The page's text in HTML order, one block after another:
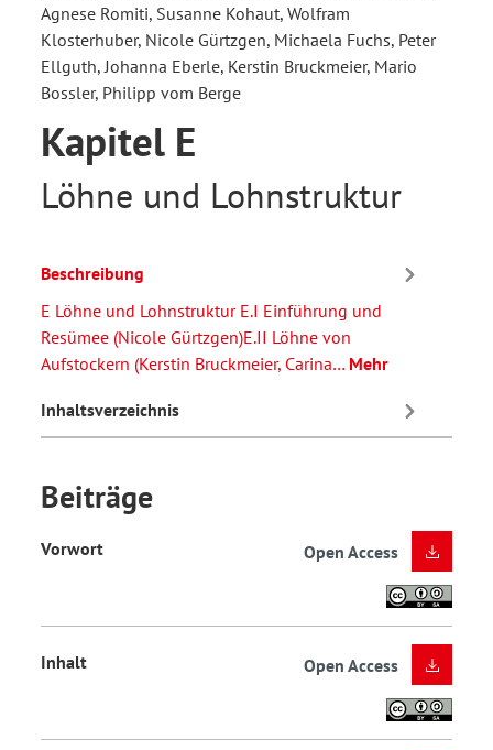
Agnese Romiti, Susanne Kohaut, Wolfram
Klosterhuber, Nicole Gürtzgen, Michaela Fuchs, Peter
Ellguth, Johanna Eberle, Kerstin Bruckmeier, Mario
Bossler, Philipp vom Berge
Kapitel E
Löhne und Lohnstruktur
Beschreibung
E Löhne und Lohnstruktur E.I Einführung und
Resümee (Nicole Gürtzgen)E.II Löhne von
Aufstockern (Kerstin Bruckmeier, Carina… Mehr
Inhaltsverzeichnis
Beiträge
Vorwort Open Access
Inhalt Open Access